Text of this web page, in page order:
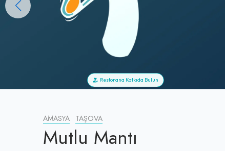
Restorana Katkıda Bulun
AMASYA TAŞOVA
Mutlu Mantı